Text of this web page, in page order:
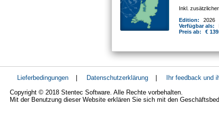
Inkl.
Edition:
2026
Verfügbar als:
Preis ab:
€
Lieferbedingungen Datenschutzerklärung
Ihr feedback und
Copyright © 2018 Stentec Software. Alle Rechte vorbehalten.
Mit der Benutzung dieser Website erklären Sie sich mit den